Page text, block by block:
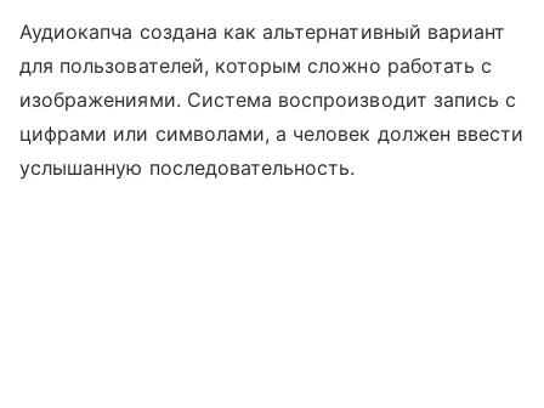
Аудиокапча создана как альтернативный вариант
для пользователей, которым сложно работать с
изображениями. Система воспроизводит запись с
цифрами или символами, а человек должен ввести
услышанную последовательность.